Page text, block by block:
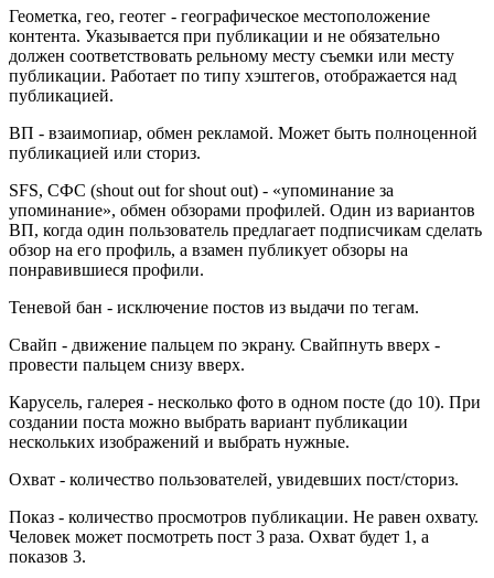
Геометка, гео, геотег - географическое местоположение
контента. Указывается при публикации и не обязательно
должен соответствовать рельному месту съемки или месту
публикации. Работает по типу хэштегов, отображается над
публикацией.
ВП - взаимопиар, обмен рекламой. Может быть полноценной
публикацией или сториз.
SFS, СФС (shout out for shout out) - «упоминание за
упоминание», обмен обзорами профилей. Один из вариантов
ВП, когда один пользователь предлагает подписчикам сделать
обзор на его профиль, а взамен публикует обзоры на
понравившиеся профили.
Теневой бан - исключение постов из выдачи по тегам.
Свайп - движение пальцем по экрану. Свайпнуть вверх -
провести пальцем снизу вверх.
Карусель, галерея - несколько фото в одном посте (до 10). При
создании поста можно выбрать вариант публикации
нескольких изображений и выбрать нужные.
Охват - количество пользователей, увидевших пост/сториз.
Показ - количество просмотров публикации. Не равен охвату.
Человек может посмотреть пост 3 раза. Охват будет 1, а
показов 3.